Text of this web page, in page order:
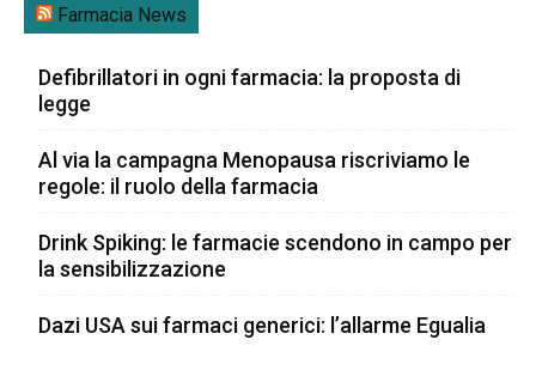
Farmacia News
Defibrillatori in ogni farmacia: la proposta di
legge
Al via la campagna Menopausa riscriviamo le
regole: il ruolo della farmacia
Drink Spiking: le farmacie scendono in campo per
la sensibilizzazione
Dazi USA sui farmaci generici: l’allarme Egualia